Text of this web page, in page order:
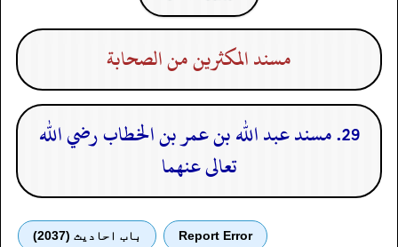
مسند المكثرين من الصحابة
29. مسند عبد الله بن عمر بن الخطاب رضي الله
تعالى عنهما
Report Error باب احادیث (2037)